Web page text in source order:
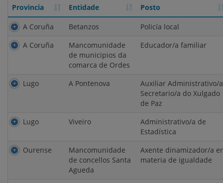
Provincia Entidade
Posto
Provincia
Entidade Posto
A Coruña Betanzos
Policía local
A Coruña
Mancomunidade
de municipios da
comarca de Ordes
Educador/a familiar
Lugo A Pontenova
Auxiliar Administrativo/a
Secretario/a do Xulgado
de Paz
Lugo
Viveiro
Administrativo/a de
Estadística
Ourense
Mancomunidade
de concellos Santa
Agueda
Axente dinamizador/a
materia de igualdade